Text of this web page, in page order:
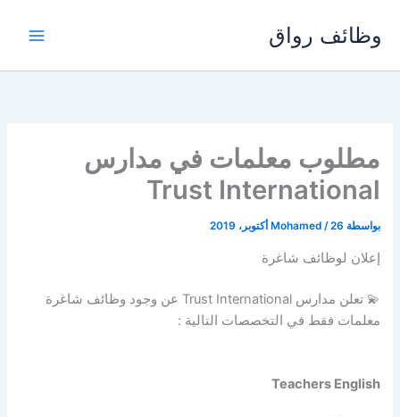
المحتوى
وظائف رواق
مطلوب معلمات في مدارس
Trust International
بواسطة Mohamed /26 أكتوبر، 2019
إعلان لوظائف شاغرة
💫 تعلن مدارس Trust International عن وجود وظائف شاغرة
معلمات فقط في التخصصات التالية :
Teachers English